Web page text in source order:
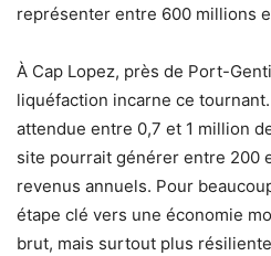
représenter entre 600 millions
À Cap Lopez, près de Port-
liquéfaction incarne ce
attendue entre 0,7 et 1 million
site pourrait générer entre 200
revenus annuels. Pour
étape clé vers une économie
brut, mais surtout plus